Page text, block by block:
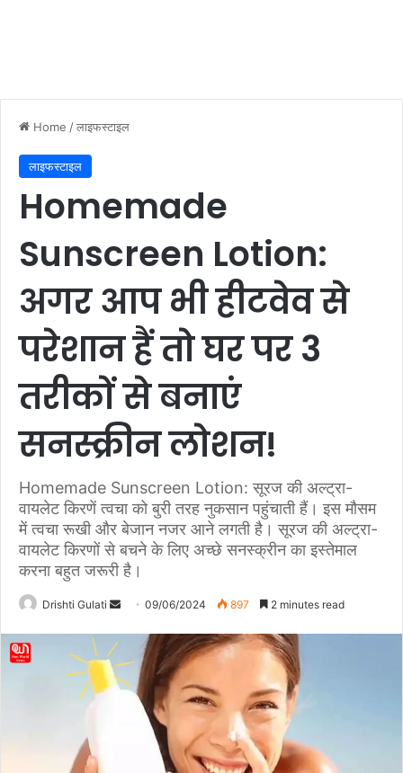
Home /लाइफस्टाइल
लाइफस्टाइल
Homemade
Sunscreen Lotion:
अगर आप भी हीटवेव से
परेशान हैं तो घर पर 3
तरीकों से बनाएं
सनस्क्रीन लोशन!
Homemade Sunscreen Lotion: सूरज की अल्ट्रा-
वायलेट किरणें त्वचा को बुरी तरह नुकसान पहुंचाती हैं। इस मौसम
में त्वचा रूखी और बेजान नजर आने लगती है। सूरज की अल्ट्रा-
वायलेट किरणों से बचने के लिए अच्छे सनस्क्रीन का इस्तेमाल
करना बहुत जरूरी है।
Drishti Gulati
d
a
09/06/2024 897 2 minutes read